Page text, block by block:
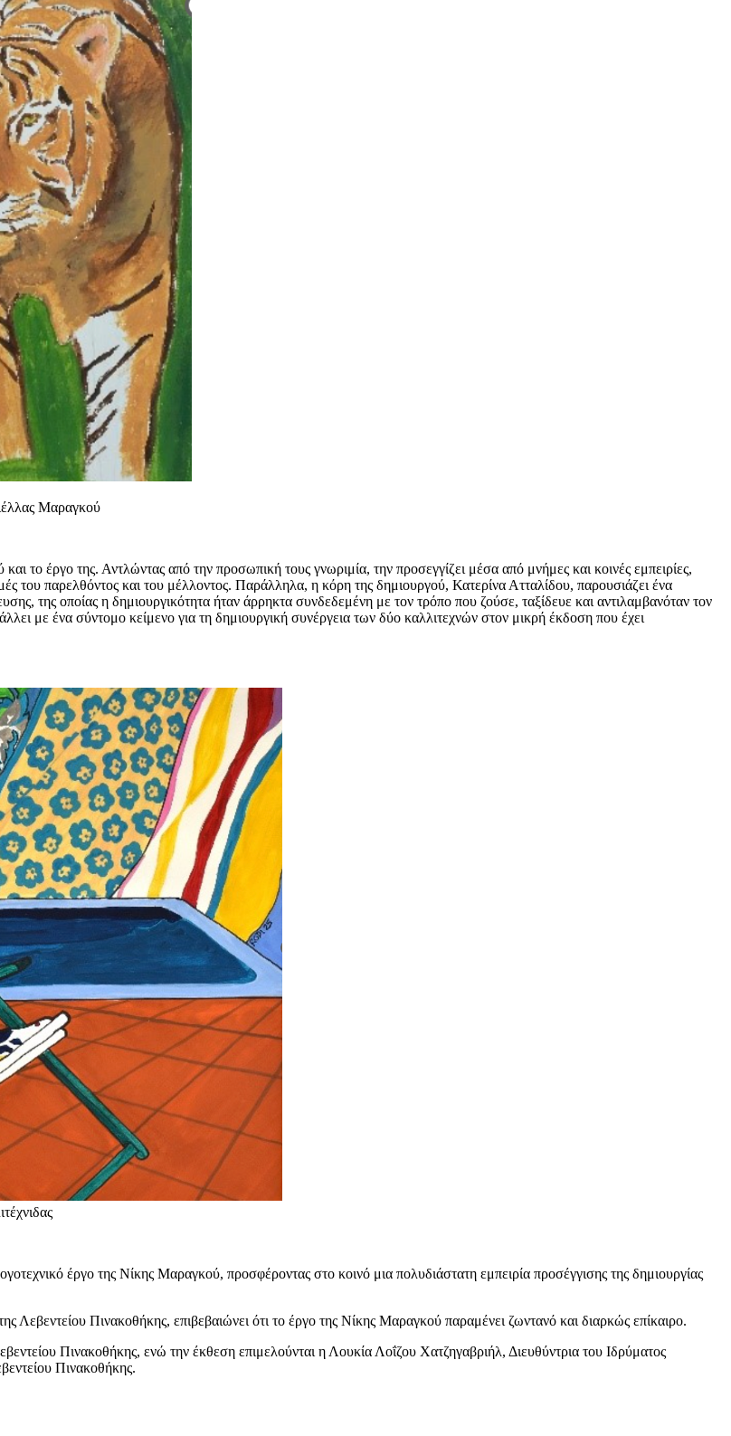
Μαραγκού
το έργο της. Αντλώντας από την προσωπική τους γνωριμία, την προσεγγίζει μέσα από μνήμες και κοινές εμπειρίες,
του παρελθόντος και του μέλλοντος. Παράλληλα, η κόρη της δημιουργού, Κατερίνα Ατταλίδου, παρουσιάζει ένα
της οποίας η δημιουργικότητα ήταν άρρηκτα συνδεδεμένη με τον τρόπο που ζούσε, ταξίδευε και αντιλαμβανόταν τον
με ένα σύντομο κείμενο για τη δημιουργική συνέργεια των δύο καλλιτεχνών στον μικρή έκδοση που έχει
έργο της Νίκης Μαραγκού, προσφέροντας στο κοινό μια πολυδιάστατη εμπειρία προσέγγισης της δημιουργίας
Πινακοθήκης, επιβεβαιώνει ότι το έργο της Νίκης Μαραγκού παραμένει ζωντανό και διαρκώς επίκαιρο.
Πινακοθήκης, ενώ την έκθεση επιμελούνται η Λουκία Λοΐζου Χατζηγαβριήλ, Διευθύντρια του Ιδρύματος
Πινακοθήκης.